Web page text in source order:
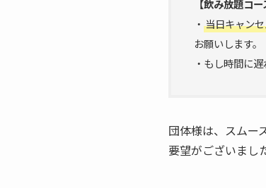
【飲み放題コ
・ 当日キャン
お願いします。
・もし時間に
団体様は、スムー
要望がございまし